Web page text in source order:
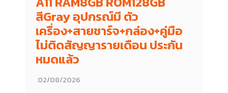
สีGray อุปกรณ์มี ตัว
เครื่อง+สายชาร์จ+กล่อง+คู่มือ
ไม่ติดสัญญารายเดือน ประกัน
หมดแล้ว
02/08/2026